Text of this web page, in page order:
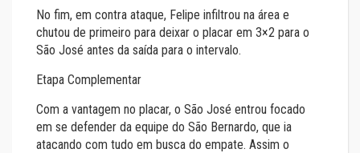
No fim, em contra ataque, Felipe infiltrou na área e
chutou de primeiro para deixar o placar em 3×2 para o
São José antes da saída para o intervalo.
Etapa Complementar
Com a vantagem no placar, o São José entrou focado
em se defender da equipe do São Bernardo, que ia
atacando com tudo em busca do empate. Assim o